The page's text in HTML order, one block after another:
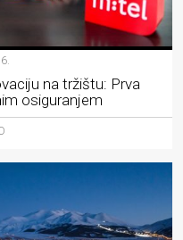
na tržištu: Prva
osiguranjem